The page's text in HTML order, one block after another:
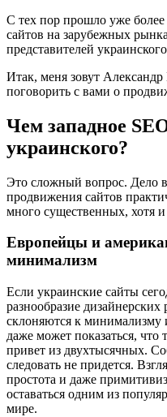
С тех пор прошло уже
сайтов на зарубежных
представителей
Итак, меня зовут
поговорить с вами о
Чем западное
украинского?
Это сложный вопрос. Дело
продвижения сайтов
много существенных, хотя
Европейцы и
минимализм
Если украинские сайты
разнообразие
склоняются к минимализму
даже может показаться, что
привет из двухтысячных.
следовать не придется.
простота и даже
оставаться одним из
мире.